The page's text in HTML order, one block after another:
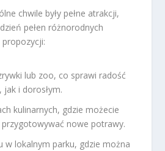
chwile były pełne atrakcji,
pełen różnorodnych
lub zoo, co sprawi radość
i dorosłym.
kulinarnych, gdzie możecie
przygotowywać nowe potrawy.
w lokalnym parku, gdzie można